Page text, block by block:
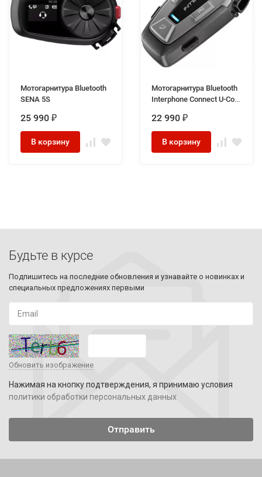
Мотогарнитура Bluetooth
SENA 5S
25 990 ₽
В корзину
Мотогарнитура Bluetooth
Interphone Connect U-Com
22 990 ₽
В корзину
Будьте в курсе
Подпишитесь на последние обновления и узнавайте о новинках и
специальных предложениях первыми
Обновить изображение
Нажимая на кнопку подтверждения, я принимаю условия
политики обработки персональных данных